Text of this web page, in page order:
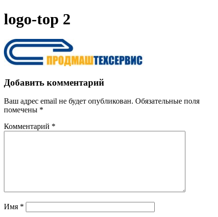
logo-top 2
Добавить комментарий
Ваш адрес email не будет опубликован. Обязательные поля
помечены *
Комментарий *
Имя *